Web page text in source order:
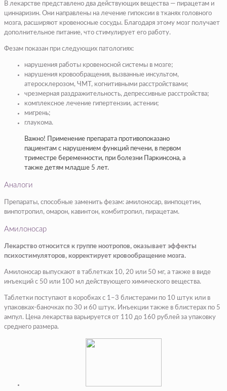
В лекарстве представлено два действующих вещества — пирацетам и
циннаризин. Они направлены на лечение гипоксии в тканях головного
мозга, расширяют кровеносные сосуды. Благодаря этому мозг получает
дополнительное питание, что стимулирует его работу.
Фезам показан при следующих патологиях:
нарушения работы кровеносной системы в мозге;
нарушения кровообращения, вызванные инсультом,
атеросклерозом, ЧМТ, когнитивными расстройствами;
чрезмерная раздражительность, депрессивные расстройства;
комплексное лечение гипертензии, астении;
мигрень;
глаукома.
Важно! Применение препарата противопоказано
пациентам с нарушением функций печени, в первом
триместре беременности, при болезни Паркинсона, а
также детям младше 5 лет.
Аналоги
Препараты, способные заменить фезам: амилоносар, винпоцетин,
винпотропил, омарон, кавинтон, комбитропил, пирацетам.
Амилоносар
Лекарство относится к группе ноотропов, оказывает эффекты
психостимуляторов, корректирует кровообращение мозга.
Амилоносар выпускают в таблетках 10, 20 или 50 мг, а также в виде
инъекций с 50 или 100 мл действующего химического вещества.
Таблетки поступают в коробках с 1–3 блистерами по 10 штук или в
упаковках-баночках по 30 и 60 штук. Инъекции также в блистерах по 5
ампул. Цена лекарства варьируется от 110 до 160 рублей за упаковку
среднего размера.